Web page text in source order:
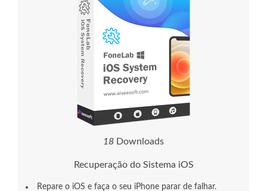
18 Downloads
Recuperação do Sistema iOS
Repare o iOS e faça o seu iPhone parar de falhar.